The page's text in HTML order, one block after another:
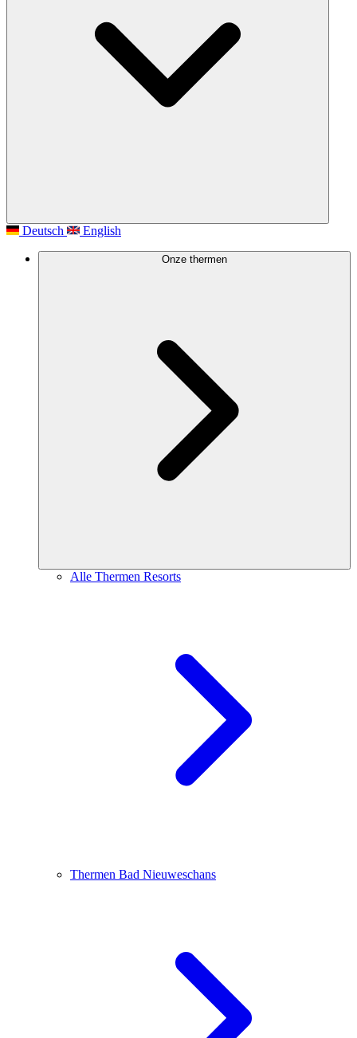
Deutsch English
Onze thermen
Alle Thermen Resorts
Thermen Bad Nieuweschans